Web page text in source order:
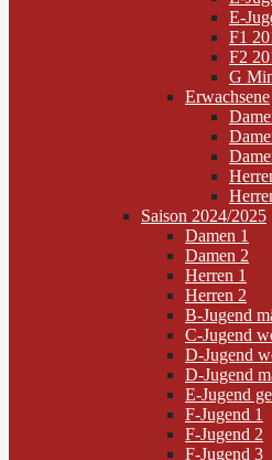
E-
F1
F2
G
Erwachsene
Saison 2024/2025
Damen 1
Damen 2
Herren 1
Herren 2
B-Jugend
C-Jugend
D-Jugend
D-Jugend
E-Jugend
F-Jugend 1
F-Jugend 2
F-Jugend 3